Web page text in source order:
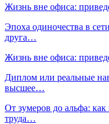
Жизнь вне офиса:
Эпоха одиночества в
друга…
Жизнь вне офиса:
Диплом или реальные
высшее…
От зумеров до альфа:
труда…